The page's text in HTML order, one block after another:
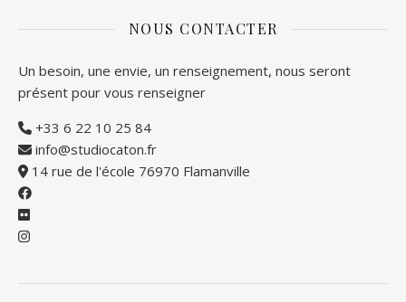
NOUS CONTACTER
Un besoin, une envie, un renseignement, nous seront
présent pour vous renseigner
+33 6 22 10 25 84
info@studiocaton.fr
14 rue de l'école 76970 Flamanville